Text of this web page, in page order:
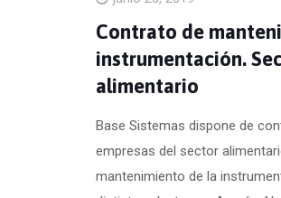
Contrato de
instrumentación.
alimentario
Base Sistemas dispone de
empresas del sector
mantenimiento de la